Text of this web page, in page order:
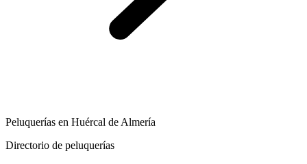
Peluquerías en Huércal de Almería
Directorio de peluquerías